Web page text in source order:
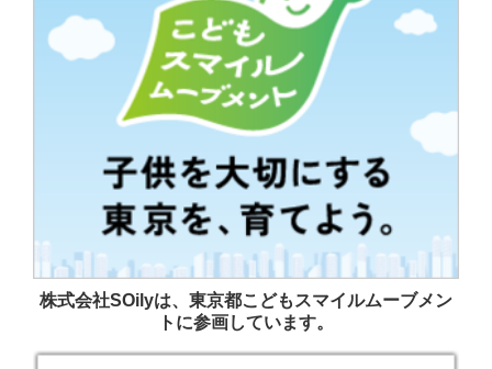
株式会社SOilyは、東京都こどもスマイルムーブメン
トに参画しています。